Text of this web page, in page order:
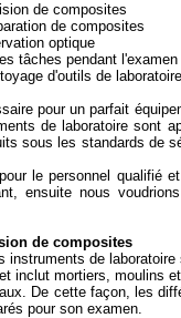
de composites
de composites
optique
tâches pendant l'examen
d'outils de laboratoire
pour un parfait
de laboratoire sont
sous les standards de
le personnel qualifié
ensuite nous
de composites
instruments de
inclut mortiers, moulins
De cette façon, les
pour son examen.